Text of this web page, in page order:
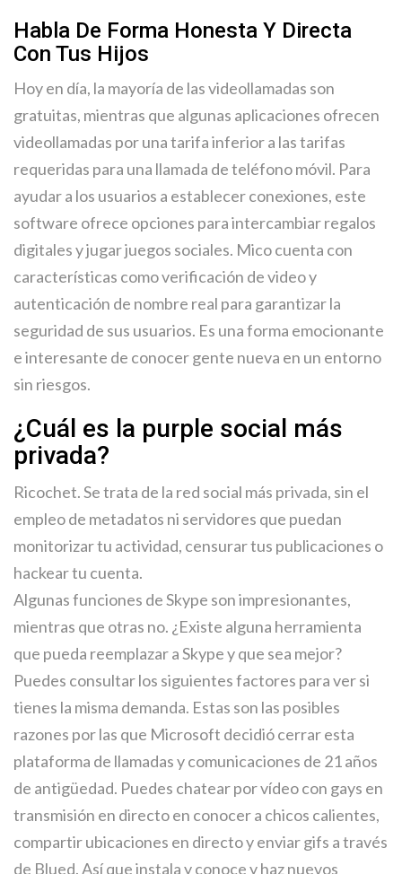
Habla De Forma Honesta Y Directa
Con Tus Hijos
Hoy en día, la mayoría de las videollamadas son
gratuitas, mientras que algunas aplicaciones ofrecen
videollamadas por una tarifa inferior a las tarifas
requeridas para una llamada de teléfono móvil. Para
ayudar a los usuarios a establecer conexiones, este
software ofrece opciones para intercambiar regalos
digitales y jugar juegos sociales. Mico cuenta con
características como verificación de video y
autenticación de nombre real para garantizar la
seguridad de sus usuarios. Es una forma emocionante
e interesante de conocer gente nueva en un entorno
sin riesgos.
¿Cuál es la purple social más
privada?
Ricochet. Se trata de la red social más privada, sin el
empleo de metadatos ni servidores que puedan
monitorizar tu actividad, censurar tus publicaciones o
hackear tu cuenta.
Algunas funciones de Skype son impresionantes,
mientras que otras no. ¿Existe alguna herramienta
que pueda reemplazar a Skype y que sea mejor?
Puedes consultar los siguientes factores para ver si
tienes la misma demanda. Estas son las posibles
razones por las que Microsoft decidió cerrar esta
plataforma de llamadas y comunicaciones de 21 años
de antigüedad. Puedes chatear por vídeo con gays en
transmisión en directo en conocer a chicos calientes,
compartir ubicaciones en directo y enviar gifs a través
de Blued. Así que instala y conoce y haz nuevos